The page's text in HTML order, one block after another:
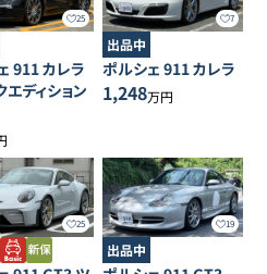
25
911カレラ
エディション
7
出品中
ポルシェ 911カレラ
1,248万円
25 19
出品中